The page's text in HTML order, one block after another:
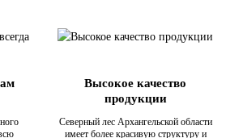
Высокое качество
продукции
Северный лес Архангельской области
имеет более красивую структуру и